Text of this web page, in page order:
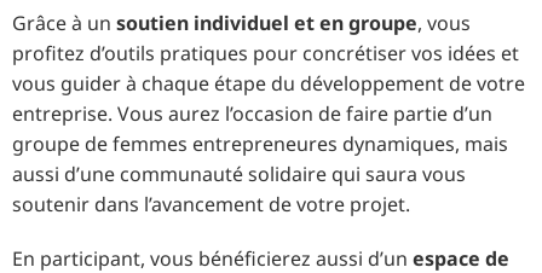
Grâce à un soutien individuel et en groupe, vous
profitez d’outils pratiques pour concrétiser vos idées et
vous guider à chaque étape du développement de votre
entreprise. Vous aurez l’occasion de faire partie d’un
groupe de femmes entrepreneures dynamiques, mais
aussi d’une communauté solidaire qui saura vous
soutenir dans l’avancement de votre projet.
En participant, vous bénéficierez aussi d’un espace de